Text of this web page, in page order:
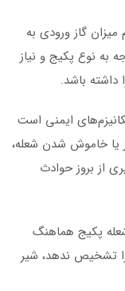
گاز ورودی به
به نوع پکیج و نیاز
داشته باشد.
ایمنی است
یا خاموش شدن شعله،
از بروز حوادث
پکیج هماهنگ
تشخیص ندهد، شیر